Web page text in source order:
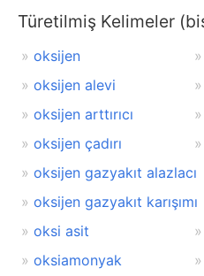
Türetilmiş Kelimeler
oksijen
oksijen alevi
oksijen arttırıcı
oksijen çadırı
oksijen gazyakıt alazlacı
oksijen gazyakıt karışımı
oksi asit
oksiamonyak